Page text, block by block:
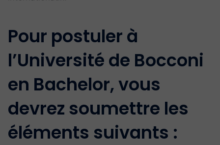
Pour postuler à
l’Université de Bocconi
en Bachelor, vous
devrez soumettre les
éléments suivants :